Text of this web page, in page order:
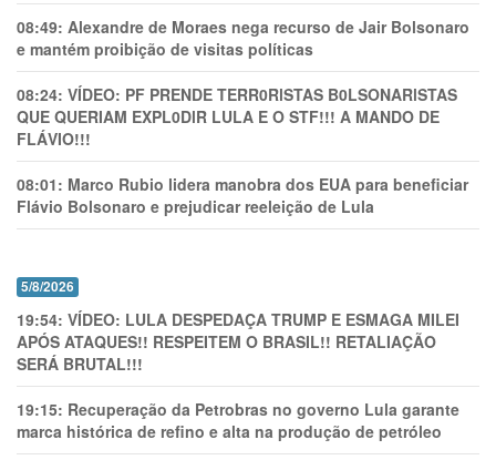
08:49: Alexandre de Moraes nega recurso de Jair Bolsonaro
e mantém proibição de visitas políticas
08:24: VÍDEO: PF PRENDE TERR0RlSTAS B0LSONARlSTAS
QUE QUERIAM EXPL0DlR LULA E O STF!!! A MANDO DE
FLÁVIO!!!
08:01: Marco Rubio lidera manobra dos EUA para beneficiar
Flávio Bolsonaro e prejudicar reeleição de Lula
5/8/2026
19:54: VÍDEO: LULA DESPEDAÇA TRUMP E ESMAGA MILEI
APÓS ATAQUES!! RESPEITEM O BRASIL!! RETALIAÇÃO
SERÁ BRUTAL!!!
19:15: Recuperação da Petrobras no governo Lula garante
marca histórica de refino e alta na produção de petróleo